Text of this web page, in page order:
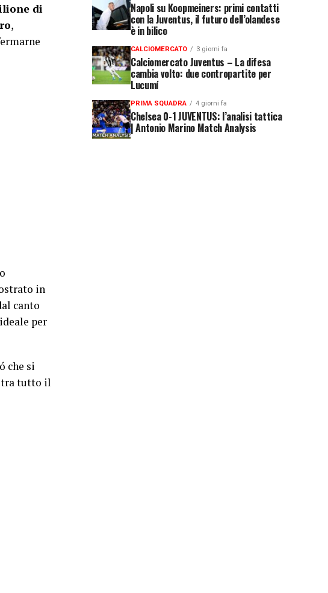
di
,
in
canto
per
che si
tutto il
Napoli su Koopmeiners: primi contatti
con la Juventus, il futuro dell’olandese
è in bilico
CALCIOMERCATO 3 giorni fa
Calciomercato Juventus – La difesa
cambia volto: due contropartite per
Lucumí
PRIMA SQUADRA 4 giorni fa
Chelsea 0-1 JUVENTUS: l’analisi tattica
| Antonio Marino Match Analysis